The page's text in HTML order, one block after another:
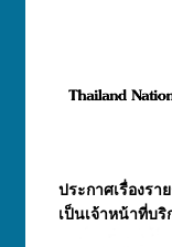
ประกาศเรื่องร
เป็นเจ้าหน้าที่บริ